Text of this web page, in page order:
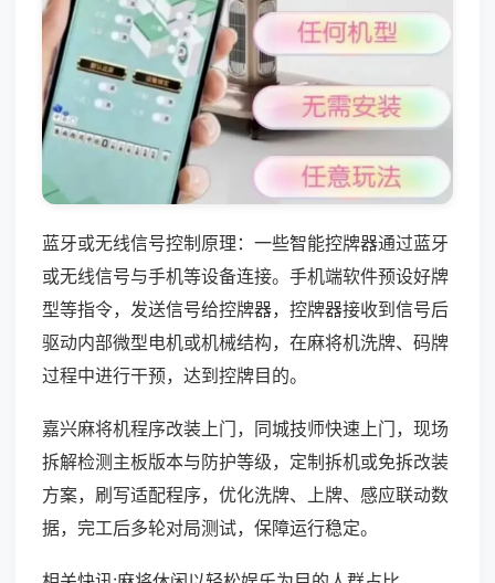
蓝牙或无线信号控制原理：一些智能控牌器通过蓝牙
或无线信号与手机等设备连接。手机端软件预设好牌
型等指令，发送信号给控牌器，控牌器接收到信号后
驱动内部微型电机或机械结构，在麻将机洗牌、码牌
过程中进行干预，达到控牌目的。
嘉兴麻将机程序改装上门，同城技师快速上门，现场
拆解检测主板版本与防护等级，定制拆机或免拆改装
方案，刷写适配程序，优化洗牌、上牌、感应联动数
据，完工后多轮对局测试，保障运行稳定。